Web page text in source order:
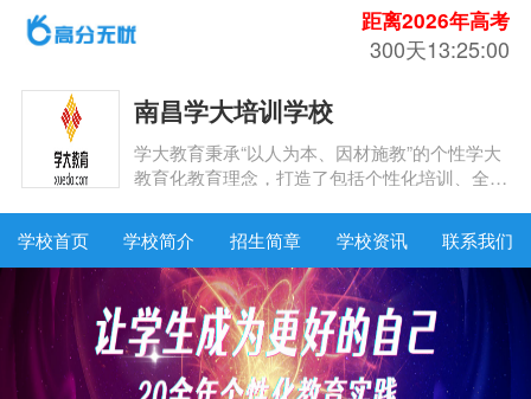
距离2026年高考
300天13:25:00
南昌学大培训学校
学大教育秉承“以人为本、因材施教”的个性学大
教育化教育理念，打造了包括个性化培训、全日
模式。
学校首页 学校简介 招生简章 学校资讯 联系我们